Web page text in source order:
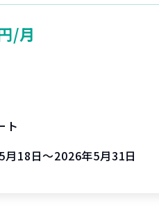
/月
ト
月18日～2026年5月31日